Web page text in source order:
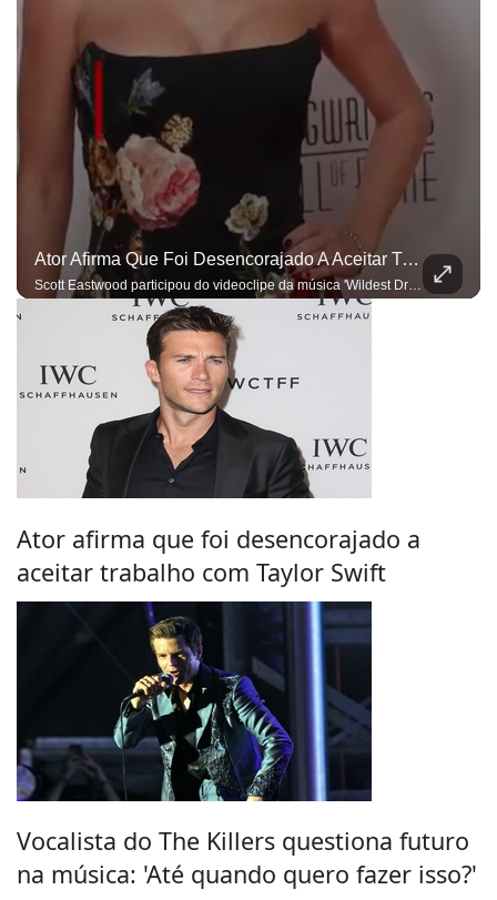
Ator Afirma Que Foi Desencorajado A Aceitar Trabalho Com Taylor Swift
Scott Eastwood participou do videoclipe da música 'Wildest Dreams'
Ator afirma que foi desencorajado a
aceitar trabalho com Taylor Swift
Vocalista do The Killers questiona futuro
na música: 'Até quando quero fazer isso?'